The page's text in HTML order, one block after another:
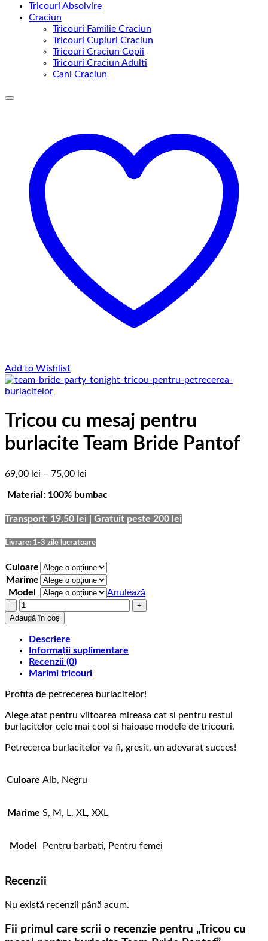
Tricouri Absolvire
Craciun
Tricouri Familie Craciun
Tricouri Cupluri Craciun
Tricouri Craciun Copii
Tricouri Craciun Adulti
Cani Craciun
Add to Wishlist
Tricou cu mesaj pentru
burlacite Team Bride Pantof
69,00 lei – 75,00 lei
prețuri:
până
75,00 lei
Material: 100% bumbac
Transport: 19,50 lei | Gratuit peste 200 lei
Livrare: 1-3 zile lucratoare
Culoare
Marime
Model
Anulează
Cantitate
Tricou
cu
mesaj
pentru
burlacite
Team
Pantof
Adaugă în coș
Descriere
Informații suplimentare
Recenzii (0)
Marimi tricouri
Profita de petrecerea burlacitelor!
Alege atat pentru viitoarea mireasa cat si pentru restul
burlacitelor cele mai cool si haioase modele de tricouri.
Petrecerea burlacitelor va fi, gresit, un adevarat succes!
Culoare Alb, Negru
Marime S, M, L, XL, XXL
Model Pentru barbati, Pentru femei
Recenzii
Nu există recenzii până acum.
Fii primul care scrii o recenzie pentru „Tricou cu